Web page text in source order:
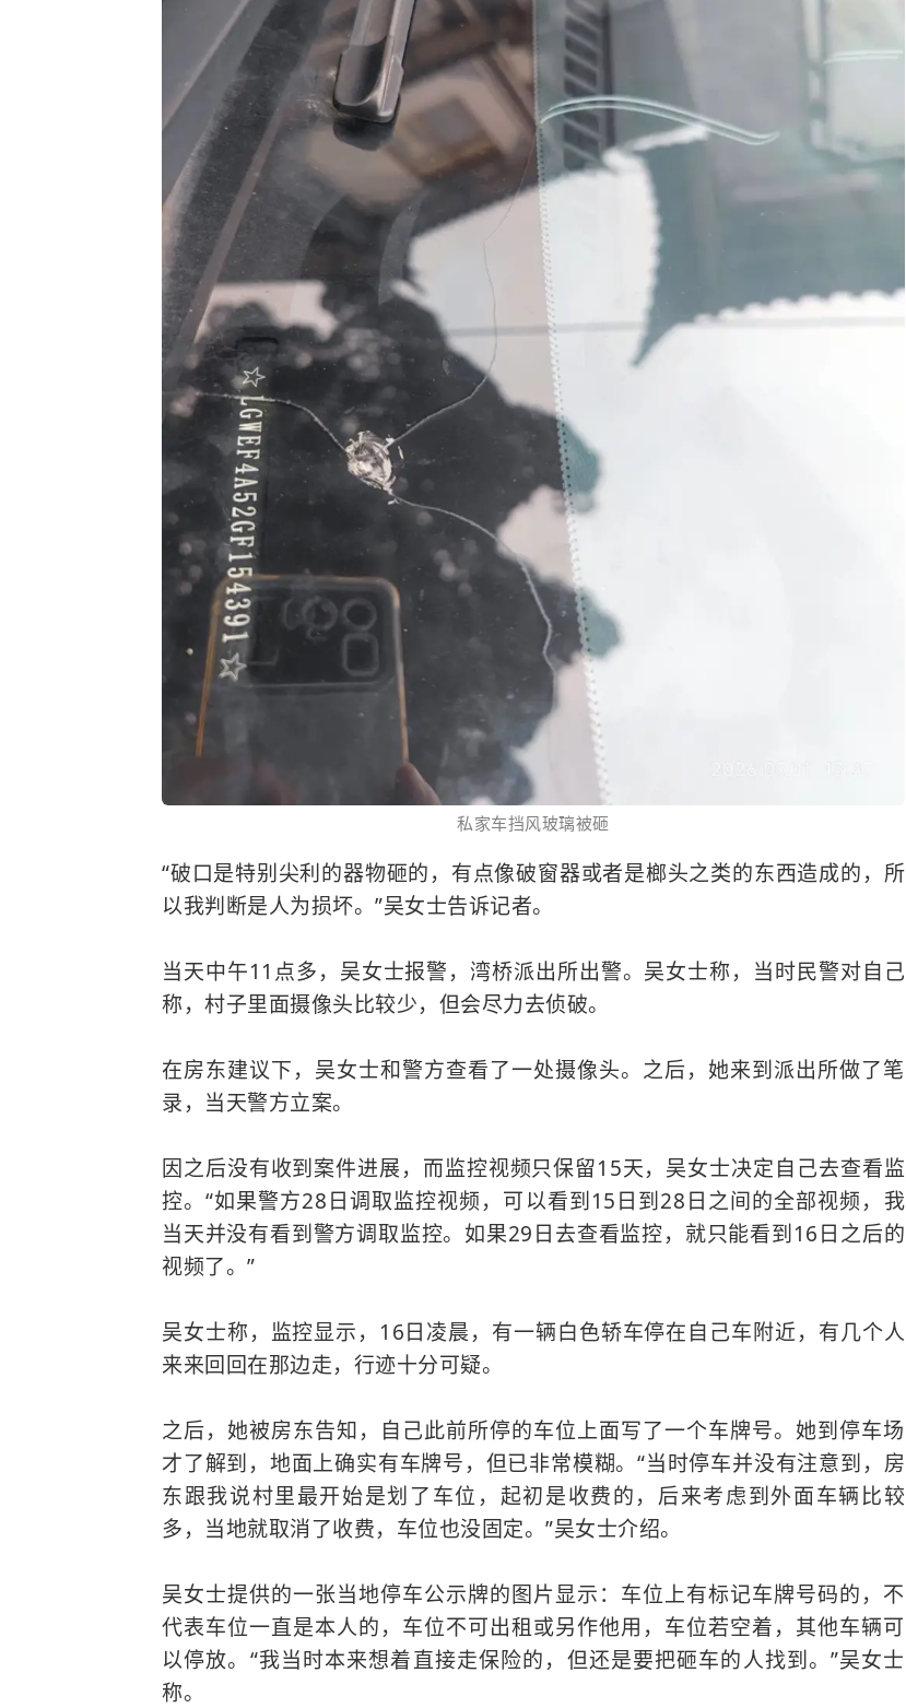
私家车挡风玻璃被砸
“破口是特别尖利的器物砸的，有点像破窗器或者是榔头之类的东西造成的，所
以我判断是人为损坏。”吴女士告诉记者。
当天中午11点多，吴女士报警，湾桥派出所出警。吴女士称，当时民警对自己
称，村子里面摄像头比较少，但会尽力去侦破。
在房东建议下，吴女士和警方查看了一处摄像头。之后，她来到派出所做了笔
录，当天警方立案。
因之后没有收到案件进展，而监控视频只保留15天，吴女士决定自己去查看监
控。“如果警方28日调取监控视频，可以看到15日到28日之间的全部视频，我
当天并没有看到警方调取监控。如果29日去查看监控，就只能看到16日之后的
视频了。”
吴女士称，监控显示，16日凌晨，有一辆白色轿车停在自己车附近，有几个人
来来回回在那边走，行迹十分可疑。
之后，她被房东告知，自己此前所停的车位上面写了一个车牌号。她到停车场
才了解到，地面上确实有车牌号，但已非常模糊。“当时停车并没有注意到，房
东跟我说村里最开始是划了车位，起初是收费的，后来考虑到外面车辆比较
多，当地就取消了收费，车位也没固定。”吴女士介绍。
吴女士提供的一张当地停车公示牌的图片显示：车位上有标记车牌号码的，不
代表车位一直是本人的，车位不可出租或另作他用，车位若空着，其他车辆可
以停放。“我当时本来想着直接走保险的，但还是要把砸车的人找到。”吴女士
称。